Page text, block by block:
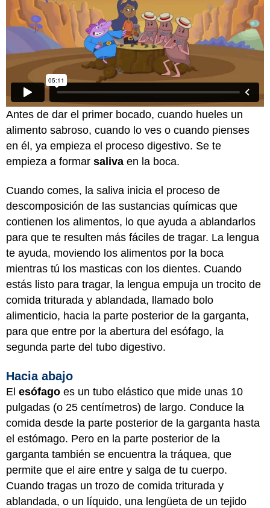
Antes de dar el primer bocado, cuando hueles un
alimento sabroso, cuando lo ves o cuando pienses
en él, ya empieza el proceso digestivo. Se te
empieza a formar saliva en la boca.
Cuando comes, la saliva inicia el proceso de
descomposición de las sustancias químicas que
contienen los alimentos, lo que ayuda a ablandarlos
para que te resulten más fáciles de tragar. La lengua
te ayuda, moviendo los alimentos por la boca
mientras tú los masticas con los dientes. Cuando
estás listo para tragar, la lengua empuja un trocito de
comida triturada y ablandada, llamado bolo
alimenticio, hacia la parte posterior de la garganta,
para que entre por la abertura del esófago, la
segunda parte del tubo digestivo.
Hacia abajo
El esófago es un tubo elástico que mide unas 10
pulgadas (o 25 centímetros) de largo. Conduce la
comida desde la parte posterior de la garganta hasta
el estómago. Pero en la parte posterior de la
garganta también se encuentra la tráquea, que
permite que el aire entre y salga de tu cuerpo.
Cuando tragas un trozo de comida triturada y
ablandada, o un líquido, una lengüeta de un tejido